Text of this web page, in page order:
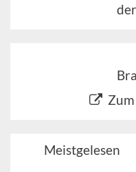
Meistgelesen